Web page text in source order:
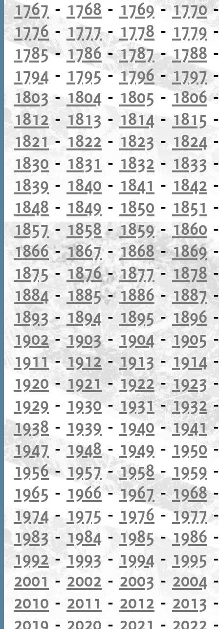
1767 - 1768 - 1769- 1770
1776 - 1777- 1778 - 1779
1785- 1786-1787-1788
1794 - 1795-1796-1797
1803- 1804 - 1805 -1806
1812- 1813 - 1814 - 1815
1821-1822 - 1823 - 1824
1830 - 1831 - 1832 - 1833
1839 - 1840 - 1841 - 1842
1848 - 1849 - 1850 - 1851
1857-1858-1859- 1860
1866-1867-1868-1869
1875 -1876-1877-1878
1884 - 1885-1886- 1887
1893- 1894 - 1895 - 1896
1902-1903-1904-1905
1911-1912-1913 -1914
1920 - 1921-1922-1923
1929 - 1930- 1931-1932
1938 - 1939 - 1940-1941
1947 - 1948- 1949 - 1950
1956- 1957-1958- 1959
1965 - 1966-1967-1968
1974 - 1975 - 1976 -1977
1983- 1984 - 1985 - 1986
1992-1993 - 1994 - 1995
2001 - 2002 - 2003 - 2004
2010 - 2011 - 2012 - 2013
2019 - 2020 - 2021 - 2022